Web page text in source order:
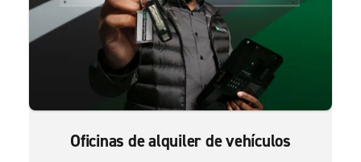
Oficinas de alquiler de vehículos